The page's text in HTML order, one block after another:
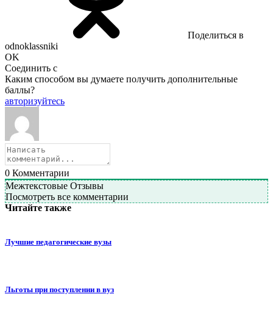
Поделиться в
odnoklassniki
OK
Соединить с
Каким способом вы думаете получить дополнительные
баллы?
авторизуйтесь
0 Комментарии
Межтекстовые Отзывы
Посмотреть все комментарии
Читайте также
Лучшие педагогические вузы
Льготы при поступлении в вуз